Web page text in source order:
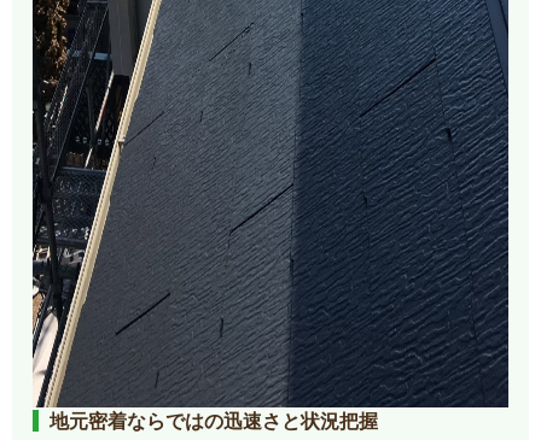
地元密着ならではの迅速さと状況把握